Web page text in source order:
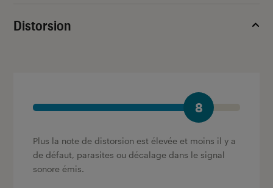
Distorsion
8
Plus la note de distorsion est élevée et moins il y a
de défaut, parasites ou décalage dans le signal
sonore émis.